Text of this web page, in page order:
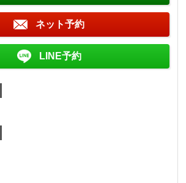
ネット予約
LINE予約